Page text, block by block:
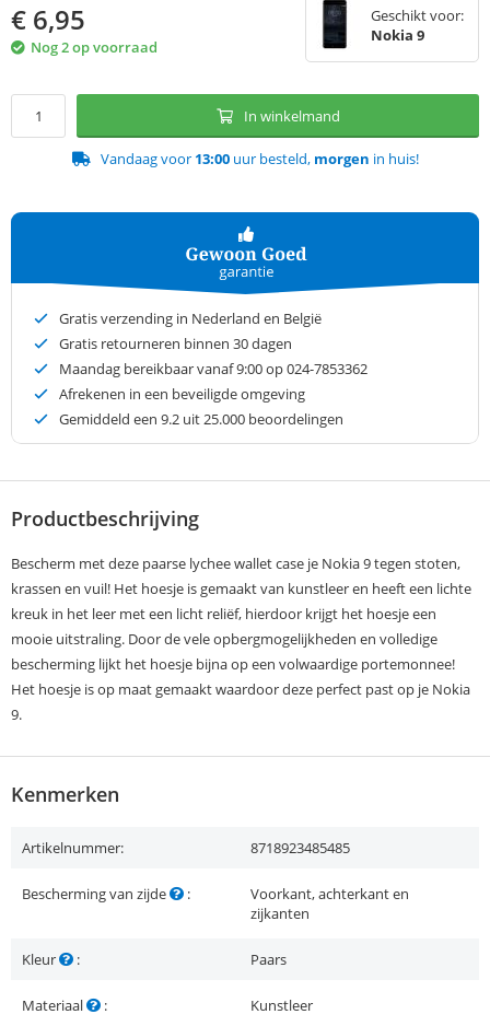
€ 6,95
Nog 2 op voorraad
Geschikt voor:
Nokia 9
In winkelmand
Vandaag voor 13:00uur besteld, morgen in huis!
Gratis verzending in Nederland en België
Gratis retourneren binnen 30 dagen
Maandag bereikbaar vanaf 9:00 op 024-7853362
Afrekenen in een beveiligde omgeving
Gemiddeld een 9.2 uit 25.000 beoordelingen
Productbeschrijving
Bescherm met deze paarse lychee wallet case je Nokia 9 tegen stoten,
krassen en vuil! Het hoesje is gemaakt van kunstleer en heeft een lichte
kreuk in het leer met een licht reliëf, hierdoor krijgt het hoesje een
mooie uitstraling. Door de vele opbergmogelijkheden en volledige
bescherming lijkt het hoesje bijna op een volwaardige portemonnee!
Het hoesje is op maat gemaakt waardoor deze perfect past op je Nokia
9.
Kenmerken
Artikelnummer: 8718923485485
Bescherming van zijde :
Voorkant, achterkant en
zijkanten
Kleur : Paars
Materiaal : Kunstleer